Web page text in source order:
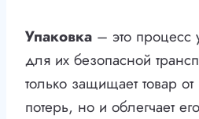
Упаковка – это процесс
для их безопасной
только защищает товар
потерь, но и облегчает